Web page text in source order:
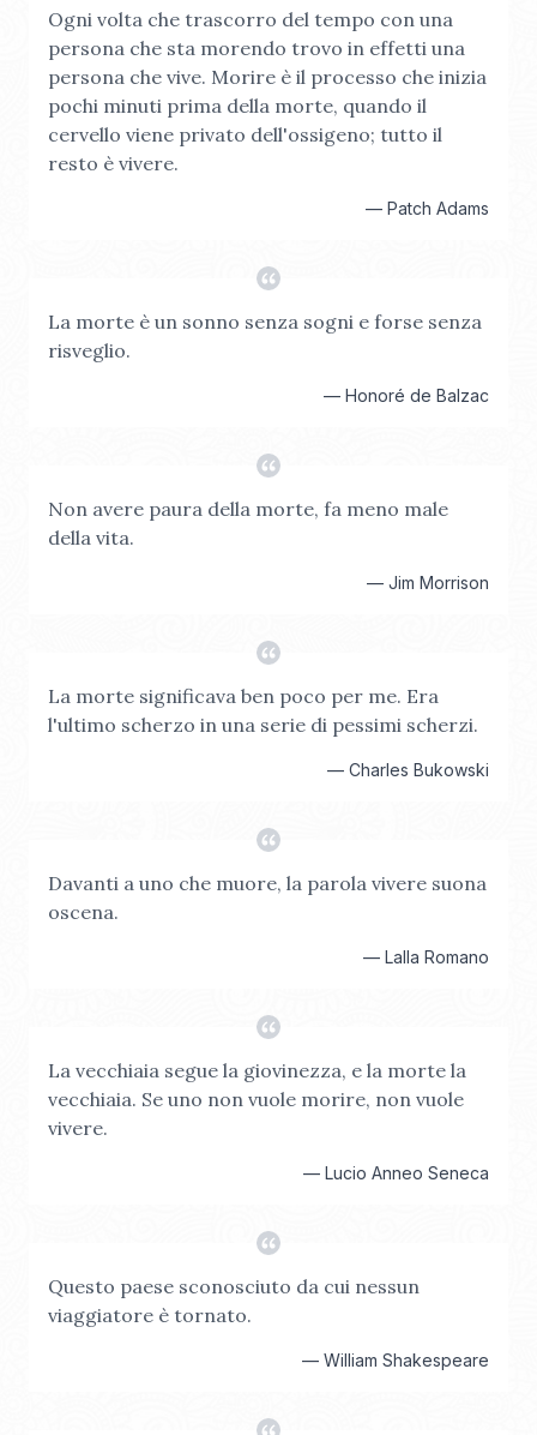
Ogni volta che trascorro del tempo con una
persona che sta morendo trovo in effetti una
persona che vive. Morire è il processo che inizia
pochi minuti prima della morte, quando il
cervello viene privato dell'ossigeno; tutto il
resto è vivere.
— Patch Adams
La morte è un sonno senza sogni e forse senza
risveglio.
— Honoré de Balzac
Non avere paura della morte, fa meno male
della vita.
— Jim Morrison
La morte significava ben poco per me. Era
l'ultimo scherzo in una serie di pessimi scherzi.
— Charles Bukowski
Davanti a uno che muore, la parola vivere suona
oscena.
— Lalla Romano
La vecchiaia segue la giovinezza, e la morte la
vecchiaia. Se uno non vuole morire, non vuole
vivere.
— Lucio Anneo Seneca
Questo paese sconosciuto da cui nessun
viaggiatore è tornato.
— William Shakespeare